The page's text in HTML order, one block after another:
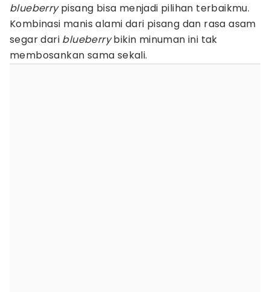
blueberrypisang bisa menjadi pilihan terbaikmu.
Kombinasi manis alami dari pisang dan rasa asam
segar dari blueberrybikin minuman ini tak
membosankan sama sekali.